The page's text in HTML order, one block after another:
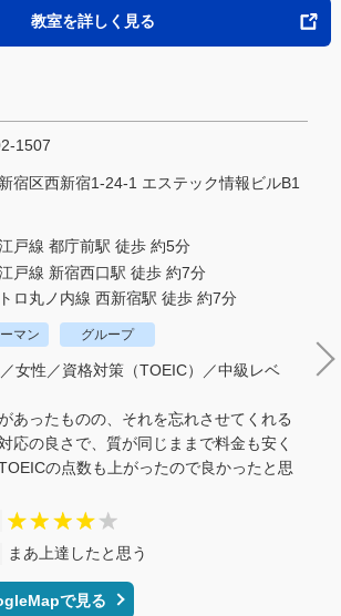
教室を詳しく見る
1507
宿区西新宿1-24-1 エステック情報ビルB1
戸線 都庁前駅 徒歩 約5分
戸線 新宿西口駅 徒歩 約7分
ロ丸ノ内線 西新宿駅 徒歩 約7分
マン グループ
／女性／資格対策（TOEIC）／中級レベ
あったものの、それを忘れさせてくれる
応の良さで、質が同じままで料金も安く
の点数も上がったので良かったと思
まあ上達したと思う
で見る